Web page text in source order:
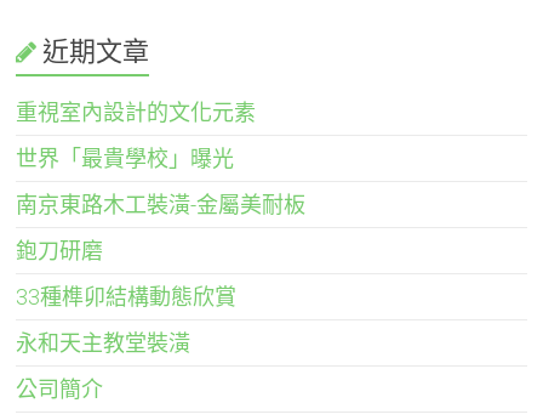
近期文章
重視室內設計的文化元素
世界「最貴學校」曝光
南京東路木工裝潢-金屬美耐板
鉋刀研磨
33種榫卯結構動態欣賞
永和天主教堂裝潢
公司簡介